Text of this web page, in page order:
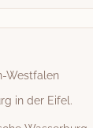
🏰
Westfalen
in der Eifel.